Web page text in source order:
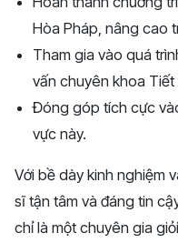
Hòa Pháp, nâng cao
Tham gia vào quá
vấn chuyên khoa
Đóng góp tích cực
vực này.
Với bề dày kinh nghiệm
sĩ tận tâm và đáng tin
chỉ là một chuyên gia